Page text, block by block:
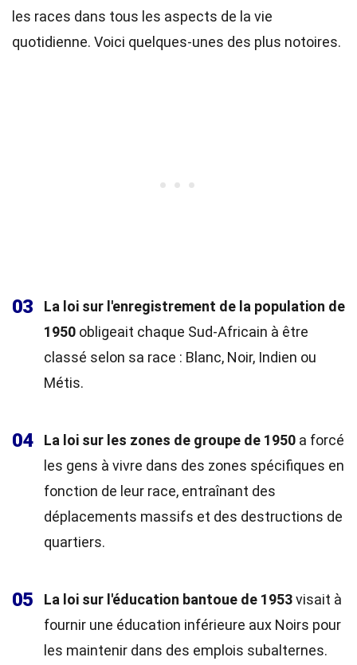
les races dans tous les aspects de la vie
quotidienne. Voici quelques-unes des plus notoires.
03
La loi sur l'enregistrement de la population de
1950 obligeait chaque Sud-Africain à être
classé selon sa race : Blanc, Noir, Indien ou
Métis.
04 La loi sur les zones de groupe de 1950 a forcé
les gens à vivre dans des zones spécifiques en
fonction de leur race, entraînant des
déplacements massifs et des destructions de
quartiers.
05 La loi sur l'éducation bantoue de 1953visait à
fournir une éducation inférieure aux Noirs pour
les maintenir dans des emplois subalternes.